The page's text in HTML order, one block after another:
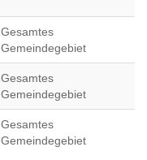
Gesamtes
Gemeindegebiet
Gesamtes
Gemeindegebiet
Gesamtes
Gemeindegebiet